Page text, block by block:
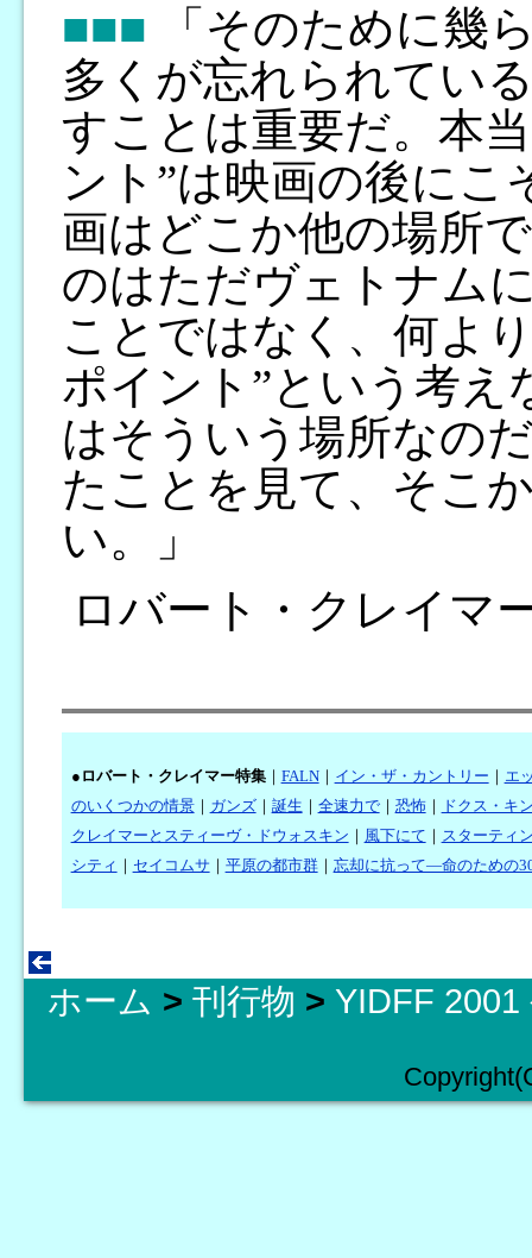
■■■ 「そのために幾
多くが忘れられてい
すことは重要だ。本
ント”は映画の後に
画はどこか他の場所
のはただヴェトナム
ことではなく、何よ
ポイント”という考え
はそういう場所なの
たことを見て、そこ
い。」
ロバート・クレイマ
● ロバート・クレイマー特集｜ FALN｜ イン・ザ・カントリー ｜ エ
のいくつかの情景｜ ガンズ｜ 誕生 ｜ 全速力で｜ 恐怖｜
ドクス・キ
クレイマーとスティーヴ・ドウォスキン ｜ 風下にて ｜ スターティ
シティ ｜ セイコムサ ｜ 平原の都市群｜ 忘却に抗って―命のための
ホーム > 刊行物 > YIDFF